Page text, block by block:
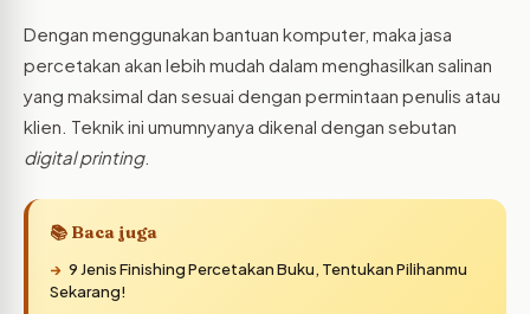
Dengan menggunakan bantuan komputer, maka jasa
percetakan akan lebih mudah dalam menghasilkan salinan
yang maksimal dan sesuai dengan permintaan penulis atau
klien. Teknik ini umumnyanya dikenal dengan sebutan
digital printing.
📚 Baca juga
9 Jenis Finishing Percetakan Buku, Tentukan Pilihanmu
Sekarang!